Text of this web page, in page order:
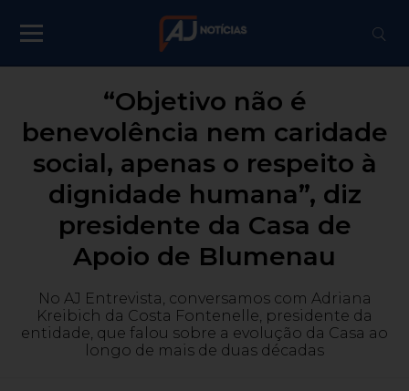
“Objetivo não é
benevolência nem caridade
social, apenas o respeito à
dignidade humana”, diz
presidente da Casa de
Apoio de Blumenau
No AJ Entrevista, conversamos com Adriana
Kreibich da Costa Fontenelle, presidente da
entidade, que falou sobre a evolução da Casa ao
longo de mais de duas décadas